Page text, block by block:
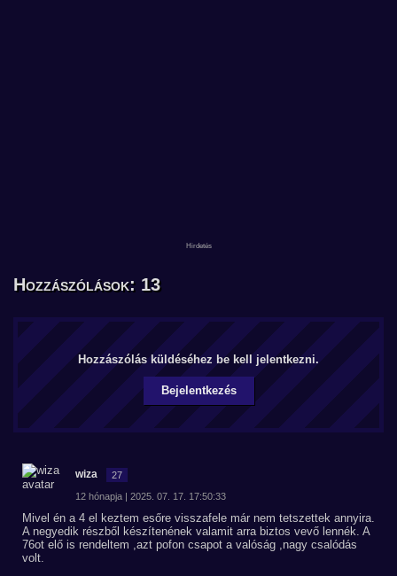
Hozzászólások: 13
Hozzászólás küldéséhez be kell jelentkezni.
Bejelentkezés
wiza 27
12 hónapja | 2025. 07. 17. 17:50:33
Mivel én a 4 el keztem esőre visszafele már nem tetszettek annyira.
A negyedik részből készítenének valamit arra biztos vevő lennék. A
76ot elő is rendeltem ,azt pofon csapot a valóság ,nagy csalódás
volt.